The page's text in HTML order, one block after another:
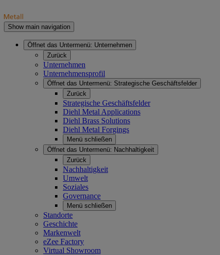
Show main navigation
Öffnet das Untermenü: Unternehmen
Zurück
Unternehmen
Unternehmensprofil
Öffnet das Untermenü: Strategische Geschäftsfelder
Zurück
Strategische Geschäftsfelder
Diehl Metal Applications
Diehl Brass Solutions
Diehl Metal Forgings
Menü schließen
Öffnet das Untermenü: Nachhaltigkeit
Zurück
Nachhaltigkeit
Umwelt
Soziales
Governance
Menü schließen
Standorte
Geschichte
Markenwelt
eZee Factory
Virtual Showroom